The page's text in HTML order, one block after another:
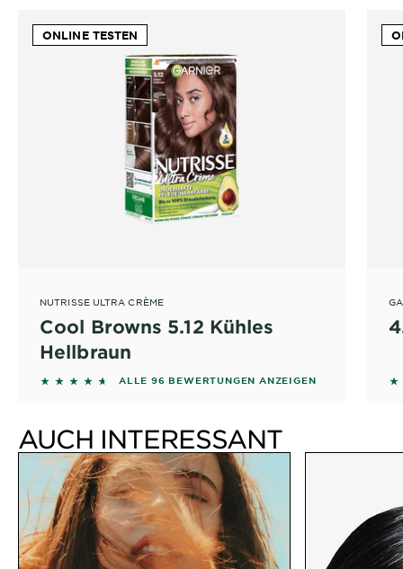
ONLINE TESTEN
NUTRISSE ULTRA CRÈME
Cool Browns 5.12 Kühles
Hellbraun
4.5312 out of 5 stars based on reviews
ALLE 96 BEWERTUNGEN ANZEIGEN
AUCH INTERESSANT